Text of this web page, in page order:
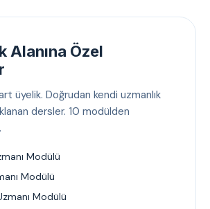
Alanına Özel
üyelik. Doğrudan kendi uzmanlık
dersler. 10 modülden
Modülü
Modülü
Modülü